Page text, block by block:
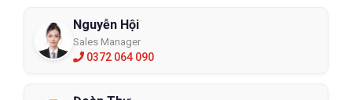
Nguyễn Hội
Sales Manager
0372 064 090